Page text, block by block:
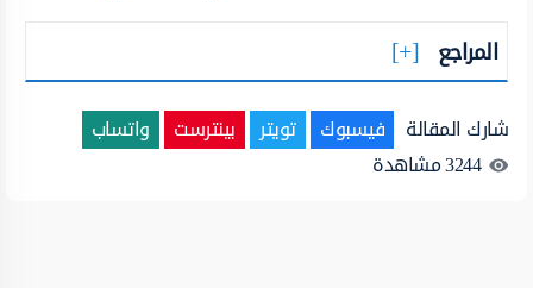
المراجع
شارك المقالة فيسبوك تويتر بينترست
واتساب
3244مشاهدة